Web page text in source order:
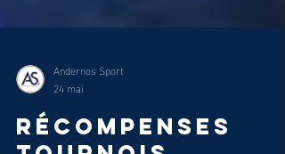
Andernos Sport
24 mai